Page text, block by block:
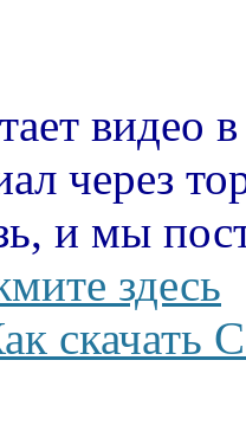
видео
через
и мы
здесь
скачать